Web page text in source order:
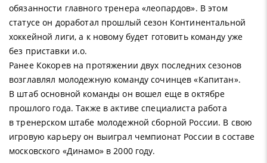
обязанности главного тренера «леопардов». В этом
статусе он доработал прошлый сезон Континентальной
хоккейной лиги, а к новому будет готовить команду уже
без приставки и.о.
Ранее Кокорев на протяжении двух последних сезонов
возглавлял молодежную команду сочинцев «Капитан».
В штаб основной команды он вошел еще в октябре
прошлого года. Также в активе специалиста работа
в тренерском штабе молодежной сборной России. В свою
игровую карьеру он выиграл чемпионат России в составе
московского «Динамо» в 2000 году.